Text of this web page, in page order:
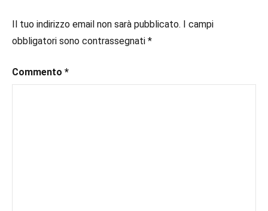
#ebook
#inspiration,
#ioleggo,
Romance
Il tuo indirizzo email non sarà pubblicato. I campi
obbligatori sono contrassegnati *
Commento *